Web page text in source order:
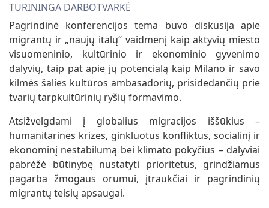
TURININGA DARBOTVARKĖ
Pagrindinė konferencijos tema buvo diskusija apie
migrantų ir „naujų italų“ vaidmenį kaip aktyvių miesto
visuomeninio, kultūrinio ir ekonominio gyvenimo
dalyvių, taip pat apie jų potencialą kaip Milano ir savo
kilmės šalies kultūros ambasadorių, prisidedančių prie
tvarių tarpkultūrinių ryšių formavimo.
Atsižvelgdami į globalius migracijos iššūkius –
humanitarines krizes, ginkluotus konfliktus, socialinį ir
ekonominį nestabilumą bei klimato pokyčius – dalyviai
pabrėžė būtinybę nustatyti prioritetus, grindžiamus
pagarba žmogaus orumui, įtraukčiai ir pagrindinių
migrantų teisių apsaugai.